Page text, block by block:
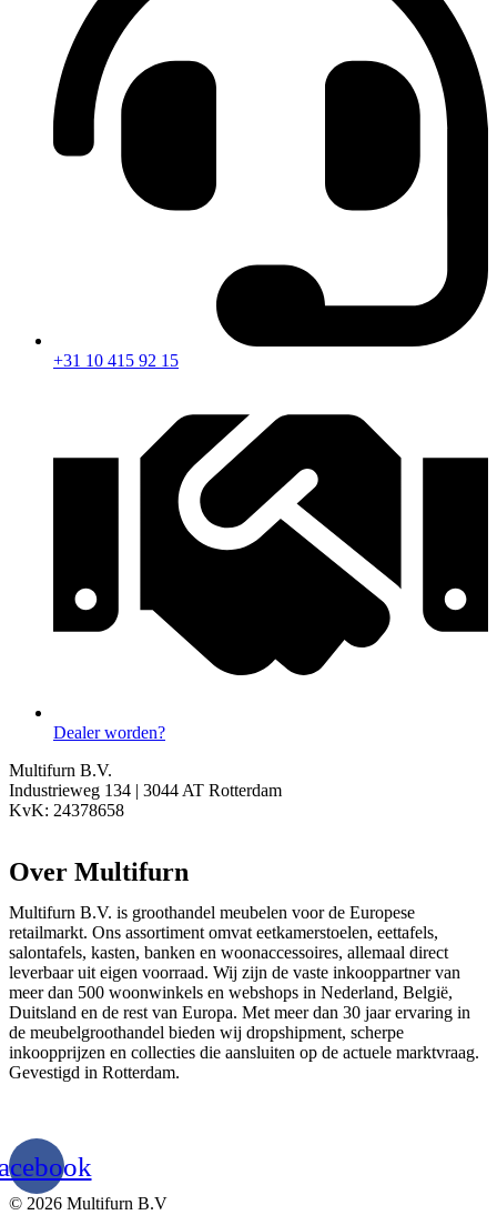
+31 10 415 92 15
Dealer worden?
Multifurn B.V.
Industrieweg 134 | 3044 AT Rotterdam
KvK: 24378658
Over Multifurn
Multifurn B.V. is groothandel meubelen voor de Europese
retailmarkt. Ons assortiment omvat eetkamerstoelen, eettafels,
salontafels, kasten, banken en woonaccessoires, allemaal direct
leverbaar uit eigen voorraad. Wij zijn de vaste inkooppartner van
meer dan 500 woonwinkels en webshops in Nederland, België,
Duitsland en de rest van Europa. Met meer dan 30 jaar ervaring in
de meubelgroothandel bieden wij dropshipment, scherpe
inkoopprijzen en collecties die aansluiten op de actuele marktvraag.
Gevestigd in Rotterdam.
© 2026 Multifurn B.V